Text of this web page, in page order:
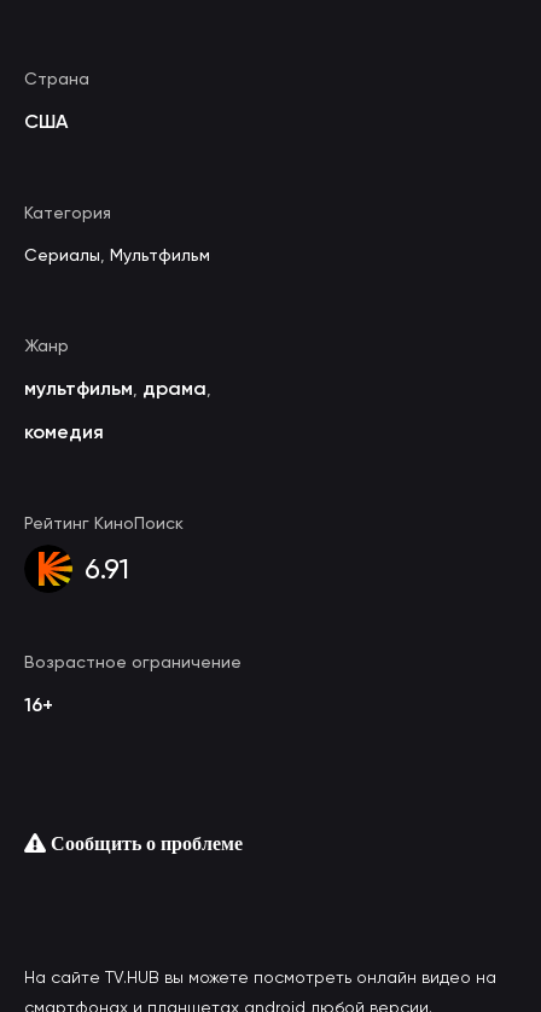
Страна
США
Категория
Сериалы Мультфильм
Жанр
мультфильм драма
комедия
Рейтинг КиноПоиск
6.91
Возрастное ограничение
16+
Сообщить о проблеме
На сайте TV.HUB вы можете посмотреть онлайн видео на
смартфонах и планшетах android любой версии.